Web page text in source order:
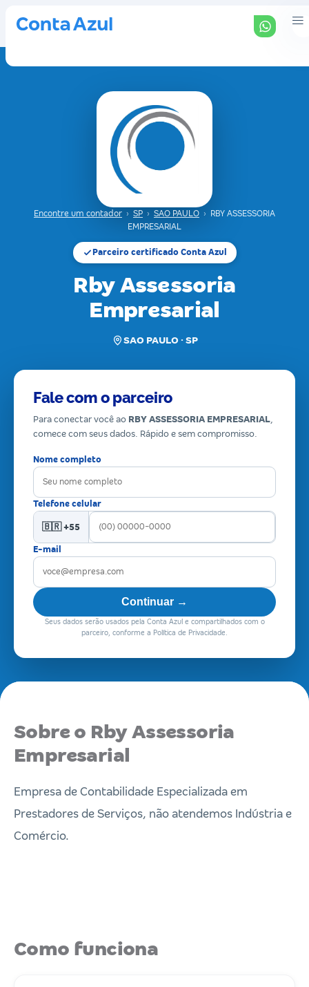
Encontre um contador › SP › SAO PAULO ›
RBY ASSESSORIA
EMPRESARIAL
Parceiro certificado Conta Azul
Rby Assessoria
Empresarial
SAO PAULO · SP
Fale com o parceiro
Para conectar você ao RBY ASSESSORIA EMPRESARIAL,
comece com seus dados. Rápido e sem compromisso.
Nome completo
Telefone celular
🇧🇷 +55
E-mail
Continuar →
Seus dados serão usados pela Conta Azul e compartilhados com o
parceiro, conforme a Política de Privacidade.
Sobre o Rby Assessoria
Empresarial
Empresa de Contabilidade Especializada em
Prestadores de Serviços, não atendemos Indústria e
Comércio.
Como funciona